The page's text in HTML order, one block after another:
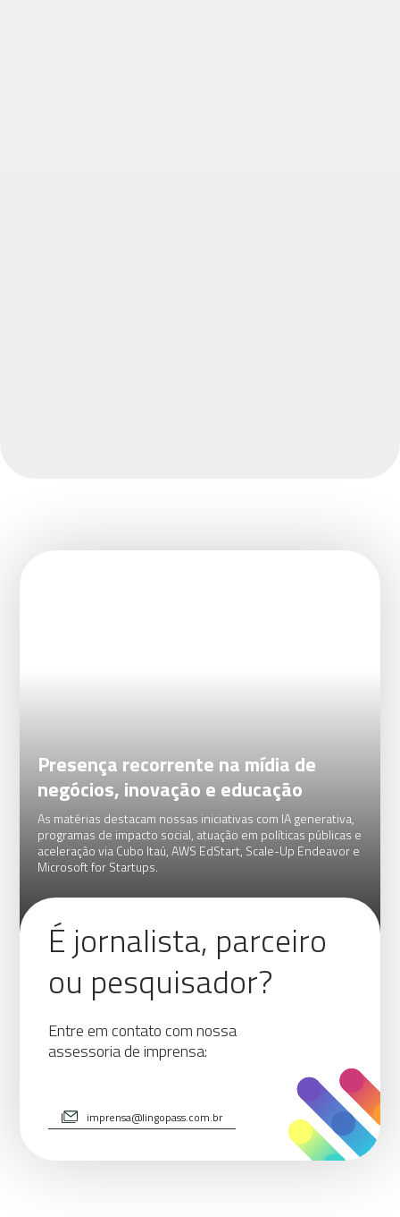
Presença recorrente na mídia de
negócios, inovação e educação
As matérias destacam nossas iniciativas com IA generativa,
programas de impacto social, atuação em políticas públicas e
aceleração via Cubo Itaú, AWS EdStart, Scale-Up Endeavor e
Microsoft for Startups.
É jornalista, parceiro
ou pesquisador?
Entre em contato com nossa
assessoria de imprensa:
imprensa@lingopass.com.br